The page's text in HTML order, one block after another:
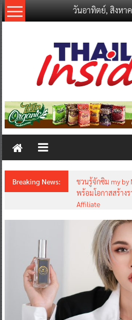
Skip
to
วันอาทิตย์, สิงหา
Thailand
New
Breaking News:
ชวนรู้จักซิม my by
พร้อมโอกาสสร้าง
Affiliate